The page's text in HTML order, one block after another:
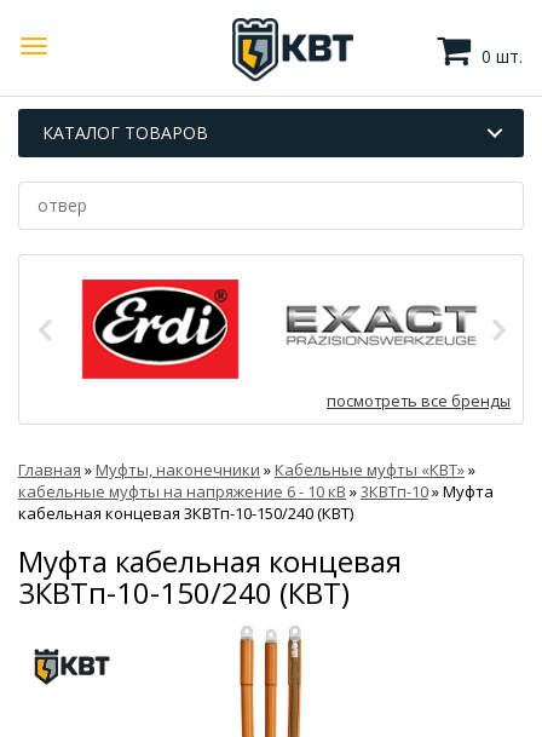
0 шт.
КАТАЛОГ ТОВАРОВ
посмотреть все бренды
Главная »Муфты, наконечники »Кабельные муфты «КВТ»»
кабельные муфты на напряжение 6 - 10 кВ »3КВТп-10»Муфта
кабельная концевая 3КВТп-10-150/240 (КВТ)
Муфта кабельная концевая
3КВТп-10-150/240 (КВТ)